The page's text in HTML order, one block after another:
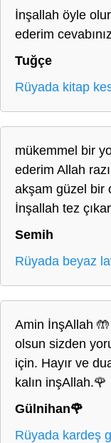
İnşallah öyle
ederim
Tuğçe
Rüyada kitap
mükemmel bir
ederim Allah
akşam güzel bir
İnşallah tez
Semih
Rüyada beyaz
Amin İnşAllah 🤲
olsun sizden
için. Hayır ve
kalın inşAllah.🌹
Gülnihan🌹
Rüyada kardeş